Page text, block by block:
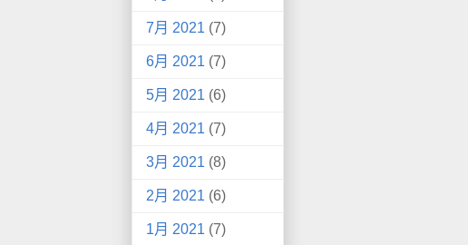
7月 2021 (7)
6月 2021 (7)
5月 2021 (6)
4月 2021 (7)
3月 2021 (8)
2月 2021 (6)
1月 2021 (7)